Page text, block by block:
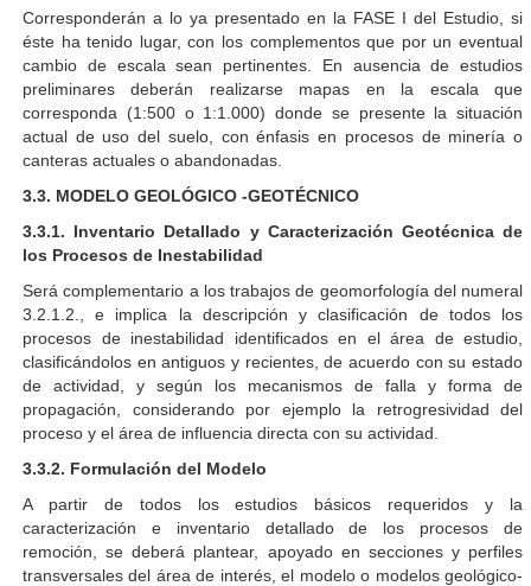
Corresponderán a lo ya presentado en la FASE I del Estudio, si
éste ha tenido lugar, con los complementos que por un eventual
cambio de escala sean pertinentes. En ausencia de estudios
preliminares deberán realizarse mapas en la escala que
corresponda (1:500 o 1:1.000) donde se presente la situación
actual de uso del suelo, con énfasis en procesos de minería o
canteras actuales o abandonadas.
3.3. MODELO GEOLÓGICO -GEOTÉCNICO
3.3.1. Inventario Detallado y Caracterización Geotécnica de
los Procesos de Inestabilidad
Será complementario a los trabajos de geomorfología del numeral
3.2.1.2., e implica la descripción y clasificación de todos los
procesos de inestabilidad identificados en el área de estudio,
clasificándolos en antiguos y recientes, de acuerdo con su estado
de actividad, y según los mecanismos de falla y forma de
propagación, considerando por ejemplo la retrogresividad del
proceso y el área de influencia directa con su actividad.
3.3.2. Formulación del Modelo
A partir de todos los estudios básicos requeridos y la
caracterización e inventario detallado de los procesos de
remoción, se deberá plantear, apoyado en secciones y perfiles
transversales del área de interés, el modelo o modelos geológico-